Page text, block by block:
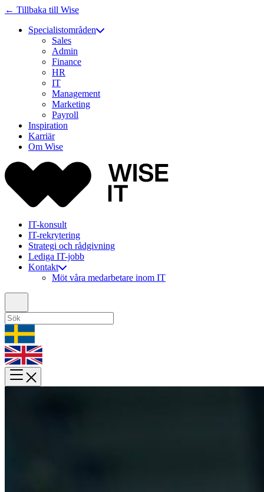
← Tillbaka till Wise
Specialistområden
Sales
Admin
Finance
HR
IT
Management
Marketing
Payroll
Inspiration
Karriär
Om Wise
IT-konsult
IT-rekrytering
Strategi och rådgivning
Lediga IT-jobb
Kontakt
Möt våra medarbetare inom IT